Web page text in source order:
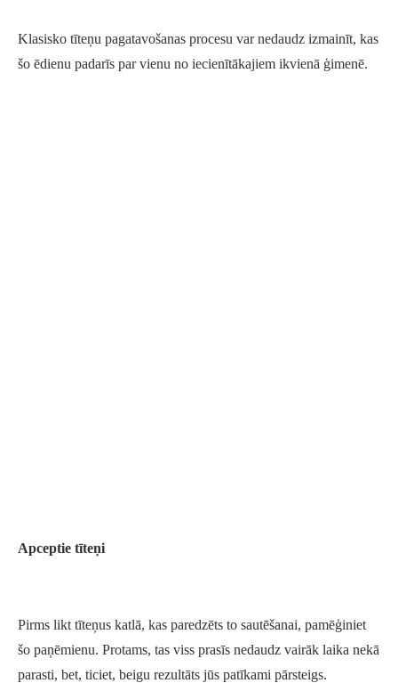
Klasisko tīteņu pagatavošanas procesu var nedaudz izmainīt, kas
šo ēdienu padarīs par vienu no iecienītākajiem ikvienā ģimenē.
Apceptie tīteņi
Pirms likt tīteņus katlā, kas paredzēts to sautēšanai, pamēģiniet
šo paņēmienu. Protams, tas viss prasīs nedaudz vairāk laika nekā
parasti, bet, ticiet, beigu rezultāts jūs patīkami pārsteigs.